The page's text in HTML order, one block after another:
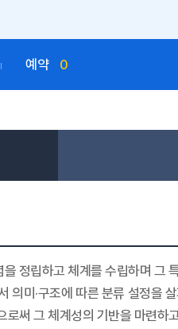
예약 0
정립하고 체계를 수립하며
의미·구조에 따른 분류 설정을
써 그 체계성의 기반을 마련